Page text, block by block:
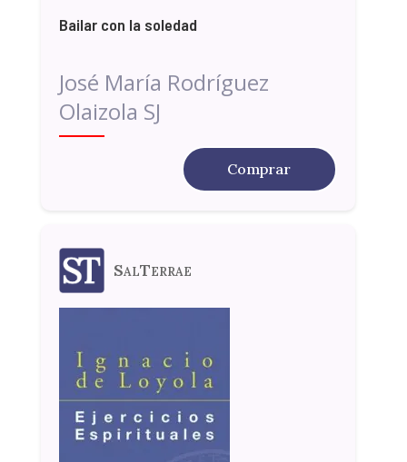
Bailar con la soledad
José María Rodríguez
Olaizola SJ
Comprar
SalTerrae